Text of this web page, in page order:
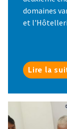
domaines
et
Lire la